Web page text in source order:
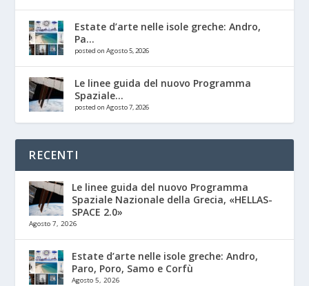
Estate d’arte nelle isole greche: Andro,
Pa...
posted on Agosto 5, 2026
Le linee guida del nuovo Programma
Spaziale...
posted on Agosto 7, 2026
RECENTI
Le linee guida del nuovo Programma
Spaziale Nazionale della Grecia, «HELLAS-
SPACE 2.0»
Agosto 7, 2026
Estate d’arte nelle isole greche: Andro,
Paro, Poro, Samo e Corfù
Agosto 5, 2026